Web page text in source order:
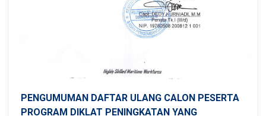
PENGUMUMAN DAFTAR ULANG CALON PESERTA
PROGRAM DIKLAT PENINGKATAN YANG